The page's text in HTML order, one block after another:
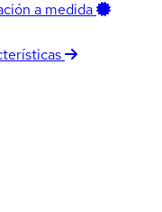
a medida